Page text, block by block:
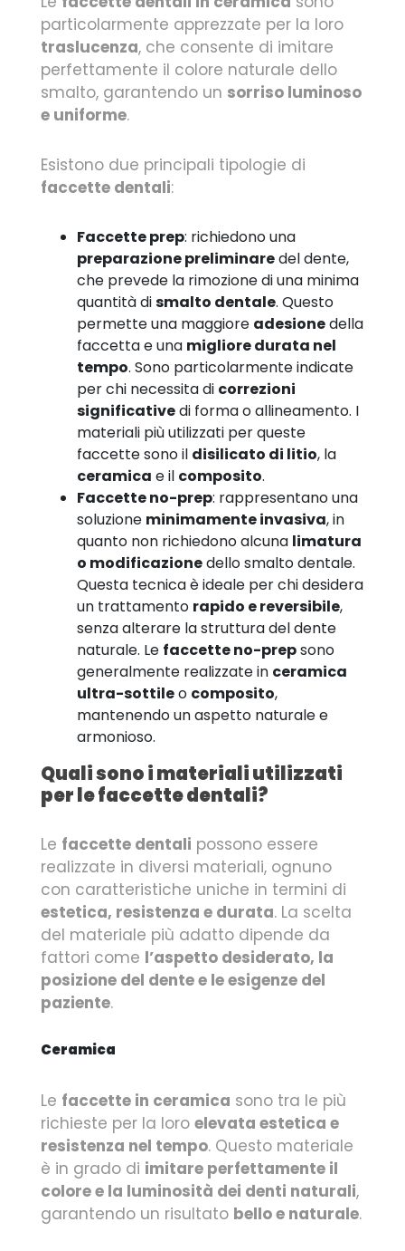
particolarmente apprezzate per la loro
traslucenza, che consente di imitare
perfettamente il colore naturale dello
smalto, garantendo un sorriso luminoso
e uniforme.
Esistono due principali tipologie di
faccette dentali:
Faccette prep: richiedono una
preparazione preliminaredel dente,
che prevede la rimozione di una minima
quantità dismalto dentale. Questo
permette una maggiore adesionedella
faccetta e una migliore durata nel
tempo. Sono particolarmente indicate
per chi necessita di correzioni
significativedi forma o allineamento. I
materiali più utilizzati per queste
faccette sono il disilicato di litio, la
ceramica e il composito.
Faccette no-prep: rappresentano una
soluzione minimamente invasiva, in
quanto non richiedono alcuna limatura
o modificazionedello smalto dentale.
Questa tecnica è ideale per chi desidera
un trattamento rapido e reversibile,
senza alterare la struttura del dente
naturale. Le faccette no-prepsono
generalmente realizzate in ceramica
ultra-sottileo composito,
mantenendo un aspetto naturale e
armonioso.
Quali sono i materiali utilizzati
per le faccette dentali?
Le faccette dentali possono essere
realizzate in diversi materiali, ognuno
con caratteristiche uniche in termini di
estetica, resistenza e durata. La scelta
del materiale più adatto dipende da
fattori come l’aspetto desiderato, la
posizione del dente e le esigenze del
paziente.
Ceramica
Le faccette in ceramica sono tra le più
richieste per la loro elevata estetica e
resistenza nel tempo. Questo materiale
è in grado di imitare perfettamente il
colore e la luminosità dei denti naturali,
garantendo un risultato bello e naturale.